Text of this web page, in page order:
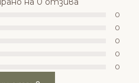
0
0
0
0
0